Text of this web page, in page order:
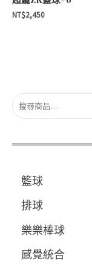
搜
尋
籃球
排球
樂樂棒球
感覺統合
NT$2,450